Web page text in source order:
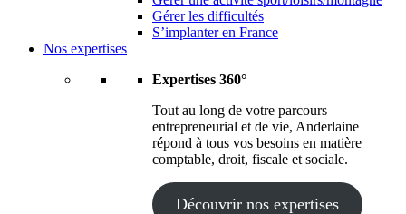
Gérer les difficultés
S’implanter en France
Nos expertises
Expertises 360°
Tout au long de votre parcours
entrepreneurial et de vie, Anderlaine
répond à tous vos besoins en matière
comptable, droit, fiscale et sociale.
Découvrir nos expertises